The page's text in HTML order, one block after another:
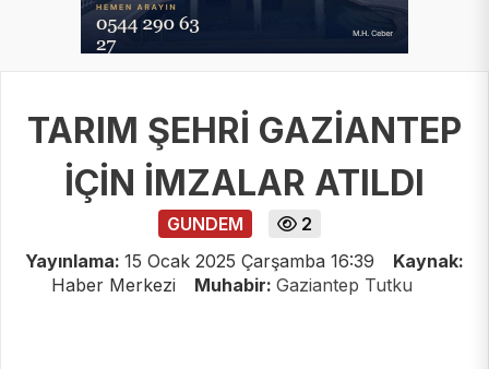
TARIM ŞEHRİ GAZİANTEP
İÇİN İMZALAR ATILDI
GUNDEM
2
Yayınlama: 15 Ocak 2025 Çarşamba 16:39
Kaynak:
Haber Merkezi
Muhabir: Gaziantep Tutku